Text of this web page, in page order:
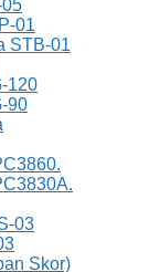
01
STB-01
120
90
03
Skor)